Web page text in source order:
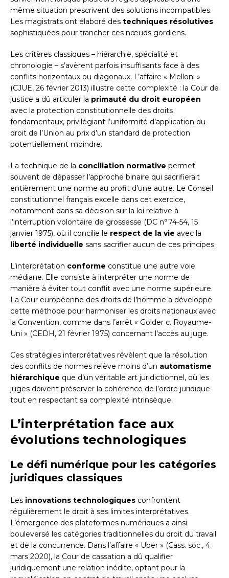
même situation prescrivent des solutions incompatibles.
Les magistrats ont élaboré des techniques résolutives
sophistiquées pour trancher ces nœuds gordiens.
Les critères classiques – hiérarchie, spécialité et
chronologie – s’avèrent parfois insuffisants face à des
conflits horizontaux ou diagonaux. L’affaire « Melloni »
(CJUE, 26 février 2013) illustre cette complexité : la Cour de
justice a dû articuler la primauté du droit européen
avec la protection constitutionnelle des droits
fondamentaux, privilégiant l’uniformité d’application du
droit de l’Union au prix d’un standard de protection
potentiellement moindre.
La technique de la conciliation normative permet
souvent de dépasser l’approche binaire qui sacrifierait
entièrement une norme au profit d’une autre. Le Conseil
constitutionnel français excelle dans cet exercice,
notamment dans sa décision sur la loi relative à
l’interruption volontaire de grossesse (DC n°74-54, 15
janvier 1975), où il concilie le respect de la vie avec la
liberté individuelle sans sacrifier aucun de ces principes.
L’interprétation conforme constitue une autre voie
médiane. Elle consiste à interpréter une norme de
manière à éviter tout conflit avec une norme supérieure.
La Cour européenne des droits de l’homme a développé
cette méthode pour harmoniser les droits nationaux avec
la Convention, comme dans l’arrêt « Golder c. Royaume-
Uni » (CEDH, 21 février 1975) concernant l’accès au juge.
Ces stratégies interprétatives révèlent que la résolution
des conflits de normes relève moins d’un automatisme
hiérarchique que d’un véritable art juridictionnel, où les
juges doivent préserver la cohérence de l’ordre juridique
tout en respectant sa complexité intrinsèque.
L’interprétation face aux
évolutions technologiques
Le défi numérique pour les catégories
juridiques classiques
Les innovations technologiques confrontent
régulièrement le droit à ses limites interprétatives.
L’émergence des plateformes numériques a ainsi
bouleversé les catégories traditionnelles du droit du travail
et de la concurrence. Dans l’affaire « Uber » (Cass. soc., 4
mars 2020), la Cour de cassation a dû qualifier
juridiquement une relation inédite, optant pour la